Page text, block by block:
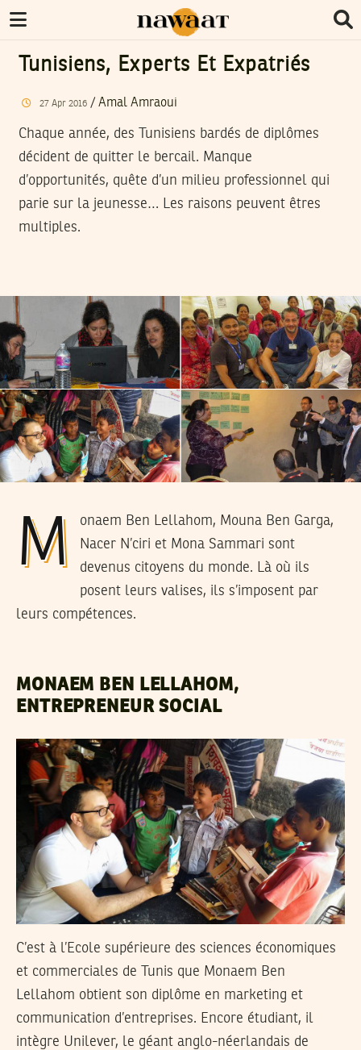
Tunisiens, Experts Et Expatriés
27 Apr 2016/ Amal Amraoui
Chaque année, des Tunisiens bardés de diplômes
décident de quitter le bercail. Manque
d’opportunités, quête d’un milieu professionnel qui
parie sur la jeunesse… Les raisons peuvent êtres
multiples.
Monaem Ben Lellahom, Mouna Ben Garga,
Nacer N’ciri et Mona Sammari sont
devenus citoyens du monde. Là où ils
posent leurs valises, ils s’imposent par
leurs compétences.
MONAEM BEN LELLAHOM,
ENTREPRENEUR SOCIAL
C’est à l’Ecole supérieure des sciences économiques
et commerciales de Tunis que Monaem Ben
Lellahom obtient son diplôme en marketing et
communication d’entreprises. Encore étudiant, il
intègre Unilever, le géant anglo-néerlandais de